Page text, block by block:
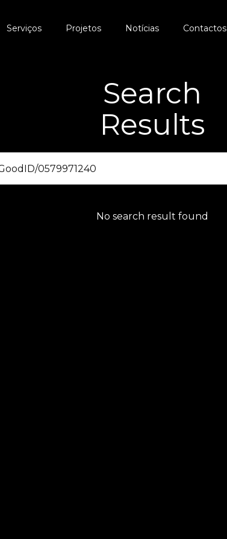
Serviços Projetos Notícias Contactos
Search
Results
No search result found